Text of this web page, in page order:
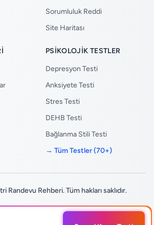
Sorumluluk Reddi
Site Haritası
PSIKOLOJIK TESTLER
Depresyon Testi
Anksiyete Testi
Stres Testi
DEHB Testi
Bağlanma Stili Testi
→ Tüm Testler (70+)
Randevu Rehberi. Tüm hakları saklıdır.
WEB TASARIM & SEO
amaçlıdır ve profesyonel tıbbi tavsiye, tanı